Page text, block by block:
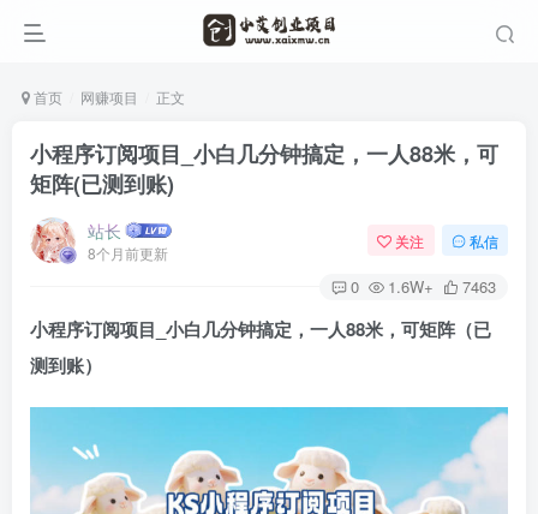
首页 网赚项目 正文
小程序订阅项目_小白几分钟搞定，一人88米，可
矩阵(已测到账)
站长
8个月前更新
关注 私信
0 1.6W+ 7463
小程序订阅项目 _小白几分钟搞定，一人88米，可矩阵（已
测到账）